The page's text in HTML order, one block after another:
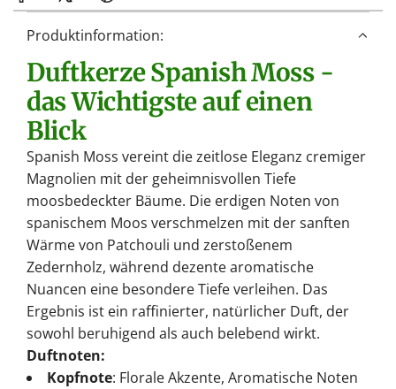
.
Produktinformation:
Duftkerze Spanish Moss -
das Wichtigste auf einen
Blick
Spanish Moss vereint die zeitlose Eleganz cremiger
Magnolien mit der geheimnisvollen Tiefe
moosbedeckter Bäume. Die erdigen Noten von
spanischem Moos verschmelzen mit der sanften
Wärme von Patchouli und zerstoßenem
Zedernholz, während dezente aromatische
Nuancen eine besondere Tiefe verleihen. Das
Ergebnis ist ein raffinierter, natürlicher Duft, der
sowohl beruhigend als auch belebend wirkt.
Duftnoten:
Kopfnote: Florale Akzente, Aromatische Noten